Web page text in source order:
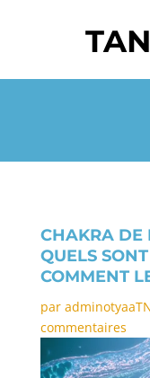
CHAKRA DE
QUELS
COMMENT
par
commentaires